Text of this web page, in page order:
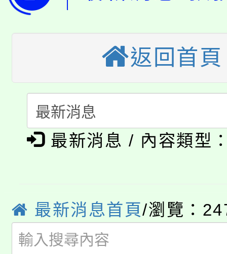
代理(課)教師甄選結果(
「2026金融保險知識
車」活動
桃園市115學年度學生
生本土語及新住民語歌
公告本校115學年度第
代理(課)教師甄選結果(
公告本校115學年度第
代理(課)教師甄選結果(
轉知中國文化大學推廣
《TA101》溝通分析基
系所師生報名參加。
淨零綠生活教案入校路
學籍身 分審查程序及
版
淨零綠領人才培育課程
公告本校115學年度第
返回首頁
最新消息 / 內容類型
最新消息首頁/瀏覽：